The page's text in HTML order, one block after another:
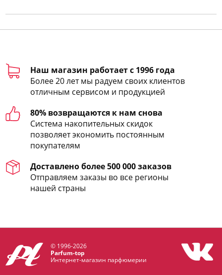
Наш магазин работает с 1996 года
Более 20 лет мы радуем своих клиентов
отличным сервисом и продукцией
80% возвращаются к нам снова
Система накопительных скидок
позволяет экономить постоянным
покупателям
Доставлено более 500 000 заказов
Отправляем заказы во все регионы
нашей страны
© 1996-2026
Parfum-top
Интернет-магазин парфюмерии